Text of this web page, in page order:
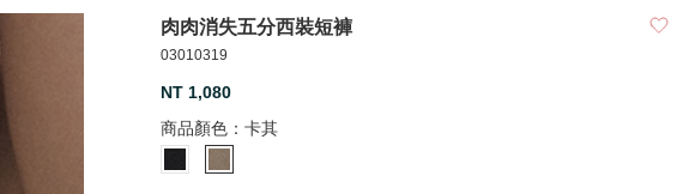
肉肉消失五分西裝短褲
03010319
NT 1,080
商品顏色： 卡其